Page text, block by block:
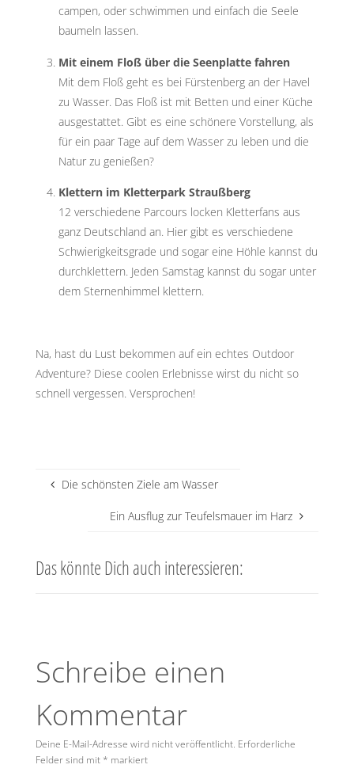
campen, oder schwimmen und einfach die Seele
baumeln lassen.
Mit einem Floß über die Seenplatte fahren
Mit dem Floß geht es bei Fürstenberg an der Havel
zu Wasser. Das Floß ist mit Betten und einer Küche
ausgestattet. Gibt es eine schönere Vorstellung, als
für ein paar Tage auf dem Wasser zu leben und die
Natur zu genießen?
Klettern im Kletterpark Straußberg
12 verschiedene Parcours locken Kletterfans aus
ganz Deutschland an. Hier gibt es verschiedene
Schwierigkeitsgrade und sogar eine Höhle kannst du
durchklettern. Jeden Samstag kannst du sogar unter
dem Sternenhimmel klettern.
Na, hast du Lust bekommen auf ein echtes Outdoor
Adventure? Diese coolen Erlebnisse wirst du nicht so
schnell vergessen. Versprochen!
Die schönsten Ziele am Wasser
Ein Ausflug zur Teufelsmauer im Harz
Das könnte Dich auch interessieren:
Schreibe einen
Kommentar
Deine E-Mail-Adresse wird nicht veröffentlicht. Erforderliche
Felder sind mit * markiert